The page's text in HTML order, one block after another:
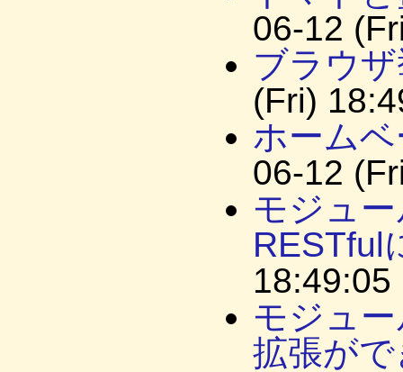
06-12
ブラウ
(Fri)
ホーム
06-12
モジュ
RESTful
18:49:05
モジュ
拡張が